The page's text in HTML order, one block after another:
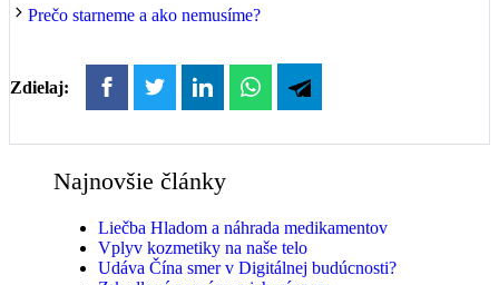
Prečo starneme a ako nemusíme?
Zdielaj:
Najnovšie články
Liečba Hladom a náhrada medikamentov
Vplyv kozmetiky na naše telo
Udáva Čína smer v Digitálnej budúcnosti?